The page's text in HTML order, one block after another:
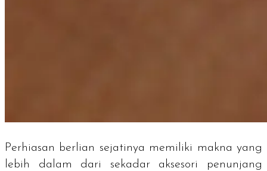
Perhiasan berlian sejatinya memiliki makna yang
lebih dalam dari sekadar aksesori penunjang